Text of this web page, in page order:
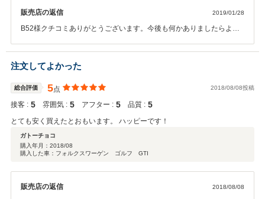
販売店の返信 2019/01/28
B52様クチコミありがとうございます。今後も何かありましたらよろ
注文してよかった
総合評価 5点 2018/08/08投稿
接客 : 5 雰囲気 : 5 アフター : 5 品質 : 5
とても安く買えたとおもいます。 ハッピーです！
ガトーチョコ
購入年月： 2018/08
購入した車：フォルクスワーゲン ゴルフ GTI
販売店の返信 2018/08/08